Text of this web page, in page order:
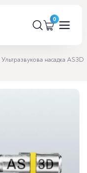
Ультразвукова насадка AS3D